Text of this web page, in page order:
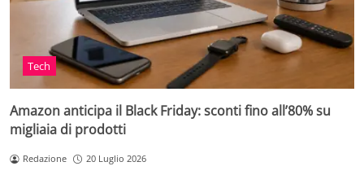
Tech
Amazon anticipa il Black Friday: sconti fino all’80% su
migliaia di prodotti
Redazione 20 Luglio 2026